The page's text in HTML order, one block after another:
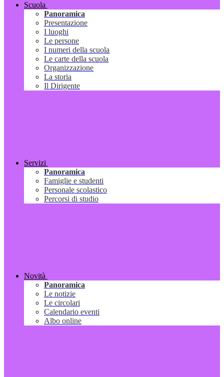
Scuola
Panoramica
Presentazione
I luoghi
Le persone
I numeri della scuola
Le carte della scuola
Organizzazione
La storia
Il Dirigente
Servizi
Panoramica
Famiglie e studenti
Personale scolastico
Percorsi di studio
Novità
Panoramica
Le notizie
Le circolari
Calendario eventi
Albo online